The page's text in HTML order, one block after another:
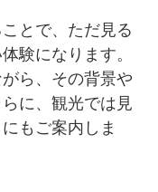
とで、ただ見る
験になります。
ら、その背景や
に、観光では見
もご案内しま